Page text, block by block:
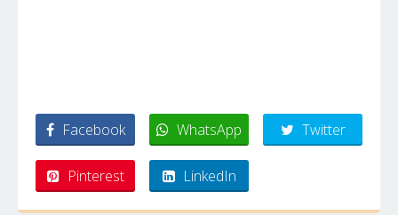
Facebook WhatsApp Twitter
Pinterest LinkedIn